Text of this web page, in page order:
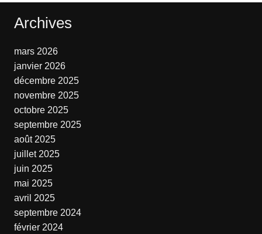
Archives
mars 2026
janvier 2026
décembre 2025
novembre 2025
octobre 2025
septembre 2025
août 2025
juillet 2025
juin 2025
mai 2025
avril 2025
septembre 2024
février 2024